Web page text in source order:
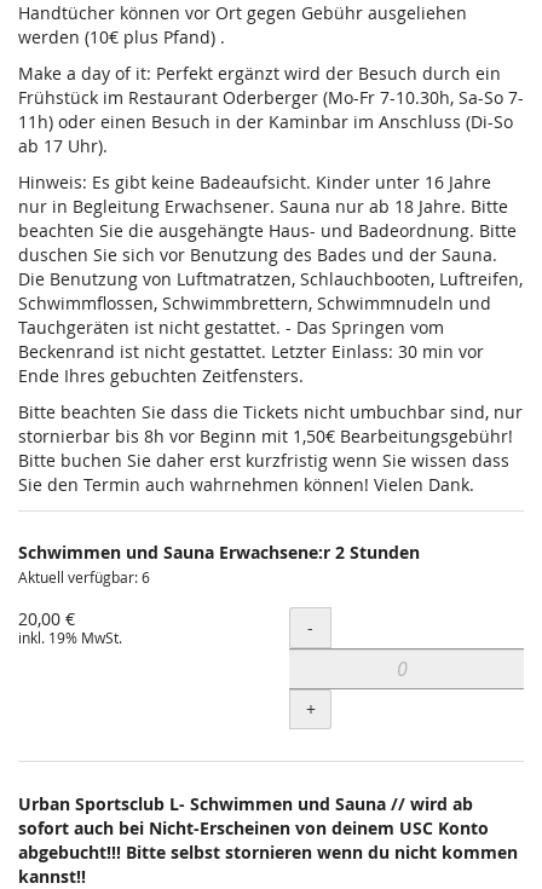
Handtücher können vor Ort gegen Gebühr ausgeliehen
werden (10€ plus Pfand) .
Make a day of it: Perfekt ergänzt wird der Besuch durch ein
Frühstück im Restaurant Oderberger (Mo-Fr 7-10.30h, Sa-So 7-
11h) oder einen Besuch in der Kaminbar im Anschluss (Di-So
ab 17 Uhr).
Hinweis: Es gibt keine Badeaufsicht. Kinder unter 16 Jahre
nur in Begleitung Erwachsener. Sauna nur ab 18 Jahre. Bitte
beachten Sie die ausgehängte Haus- und Badeordnung. Bitte
duschen Sie sich vor Benutzung des Bades und der Sauna.
Die Benutzung von Luftmatratzen, Schlauchbooten, Luftreifen,
Schwimmflossen, Schwimmbrettern, Schwimmnudeln und
Tauchgeräten ist nicht gestattet. - Das Springen vom
Beckenrand ist nicht gestattet. Letzter Einlass: 30 min vor
Ende Ihres gebuchten Zeitfensters.
Bitte beachten Sie dass die Tickets nicht umbuchbar sind, nur
stornierbar bis 8h vor Beginn mit 1,50€ Bearbeitungsgebühr!
Bitte buchen Sie daher erst kurzfristig wenn Sie wissen dass
Sie den Termin auch wahrnehmen können! Vielen Dank.
Schwimmen und Sauna Erwachsene:r 2 Stunden
Aktuell verfügbar: 6
20,00 €
inkl. 19% MwSt. Menge
-
+
Urban Sportsclub L- Schwimmen und Sauna // wird ab
sofort auch bei Nicht-Erscheinen von deinem USC Konto
abgebucht!!! Bitte selbst stornieren wenn du nicht kommen
kannst!!